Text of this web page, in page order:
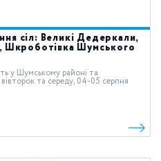
сіл: Великі Дедеркали,
Шкроботівка Шумського
у Шумському районі та
та середу, 04-05 серпня